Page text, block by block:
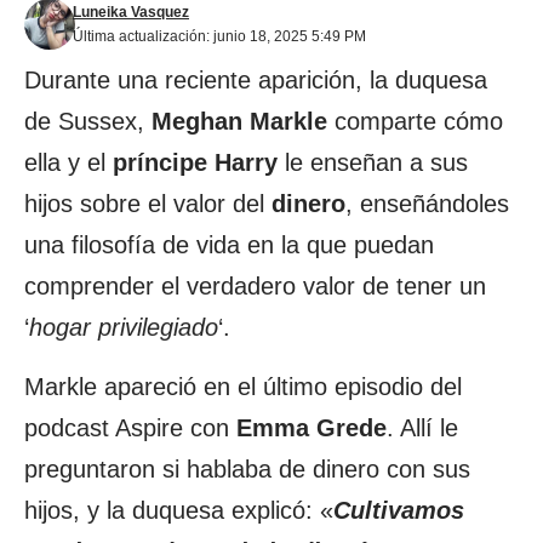
Última actualización: junio 18, 2025 5:49 PM
Luneika Vasquez
Durante una reciente aparición, la duquesa
de Sussex, Meghan Markle comparte cómo
ella y el príncipe Harry le enseñan a sus
hijos sobre el valor del dinero, enseñándoles
una filosofía de vida en la que puedan
comprender el verdadero valor de tener un
‘hogar privilegiado‘.
Markle apareció en el último episodio del
podcast Aspire con Emma Grede. Allí le
preguntaron si hablaba de dinero con sus
hijos, y la duquesa explicó: «Cultivamos